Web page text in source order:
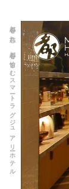
都心を忘れ、都心を愉しむスマートラグジュアリーホテル